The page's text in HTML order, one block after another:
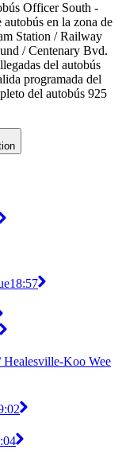
Officer South -
en la zona de
Station / Railway
/ Centenary Bvd.
del autobús
programada del
del autobús 925
18:57
Healesville-Koo Wee